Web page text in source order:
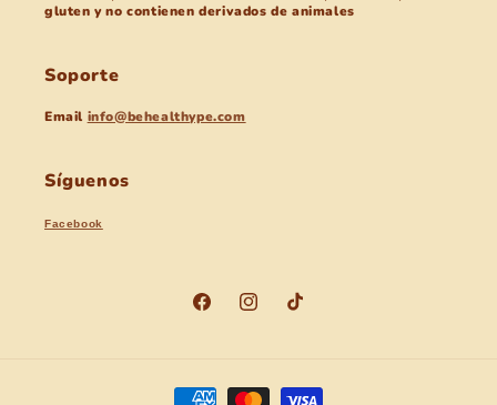
gluten y no contienen derivados de animales
Soporte
Email info@behealthype.com
Síguenos
Facebook
FacebookInstagramTikTok
Formas